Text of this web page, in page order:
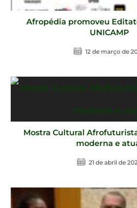
Afropédia promoveu
UNICAMP
12 de março de
Mostra Cultural
moderna e
21 de abril de